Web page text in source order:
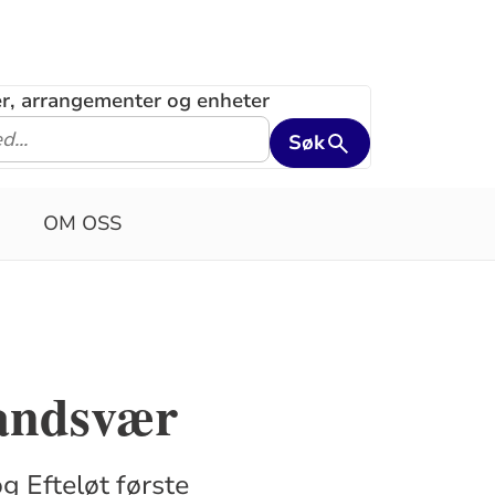
arrangementer og enheter
Søk
OM OSS
Efteløt første